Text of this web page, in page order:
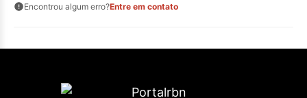
Encontrou algum erro?Entre em contato